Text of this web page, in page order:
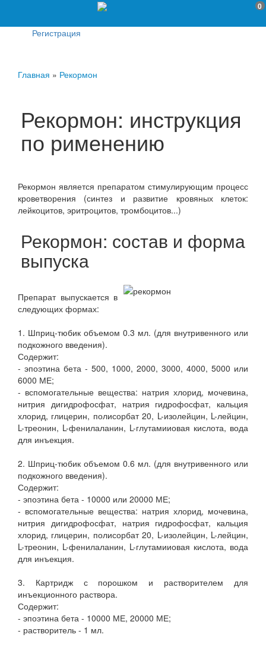
0
Регистрация
Главная » Рекормон
Рекормон: инструкция
по рименению
Рекормон является препаратом стимулирующим процесс
кроветворения (синтез и развитие кровяных клеток:
лейкоцитов, эритроцитов, тромбоцитов...)
Рекормон: состав и форма
выпуска
Препарат выпускается в
следующих формах:
1. Шприц-тюбик объемом 0.3 мл. (для внутривенного или
подкожного введения).
Содержит:
- эпоэтина бета - 500, 1000, 2000, 3000, 4000, 5000 или
6000 МЕ;
- вспомогательные вещества: натрия хлорид, мочевина,
нитрия дигидрофосфат, натрия гидрофосфат, кальция
хлорид, глицерин, полисорбат 20, L-изолейцин, L-лейцин,
L-треонин, L-фенилаланин, L-глутамииовая кислота, вода
для инъекция.
2. Шприц-тюбик объемом 0.6 мл. (для внутривенного или
подкожного введения).
Содержит:
- эпоэтина бета - 10000 или 20000 МЕ;
- вспомогательные вещества: натрия хлорид, мочевина,
нитрия дигидрофосфат, натрия гидрофосфат, кальция
хлорид, глицерин, полисорбат 20, L-изолейцин, L-лейцин,
L-треонин, L-фенилаланин, L-глутамииовая кислота, вода
для инъекция.
3. Картридж с порошком и растворителем для
инъекционного раствора.
Содержит:
- эпоэтина бета - 10000 МЕ, 20000 МЕ;
- растворитель - 1 мл.